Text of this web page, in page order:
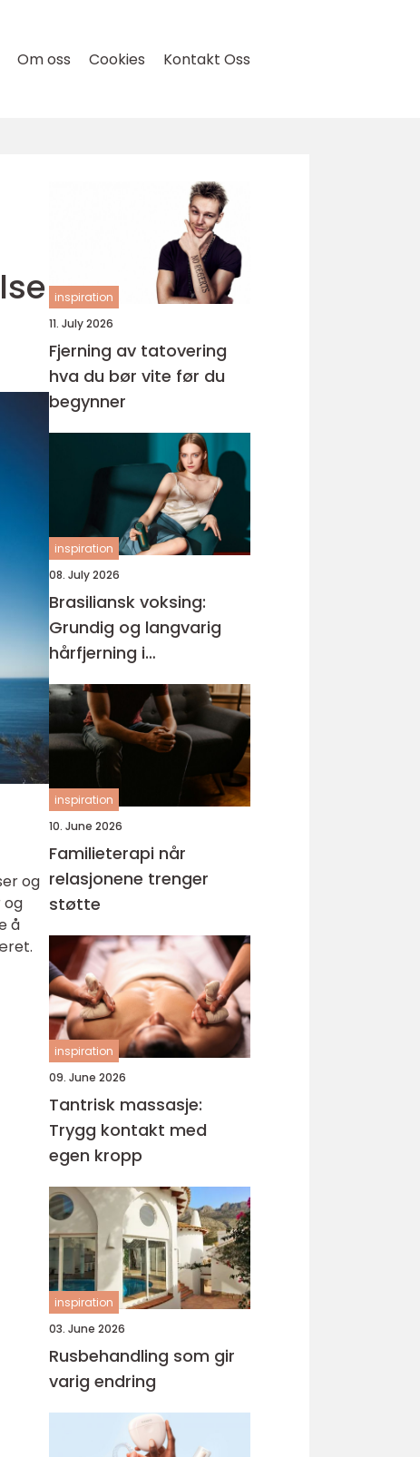
Om oss Cookies Kontakt Oss
og
og
å
inspiration
11. July 2026
Fjerning av tatovering
hva du bør vite før du
begynner
inspiration
08. July 2026
Brasiliansk voksing:
Grundig og langvarig
hårfjerning i
intimområdet
inspiration
10. June 2026
Familieterapi når
relasjonene trenger
støtte
inspiration
09. June 2026
Tantrisk massasje:
Trygg kontakt med
egen kropp
inspiration
03. June 2026
Rusbehandling som gir
varig endring